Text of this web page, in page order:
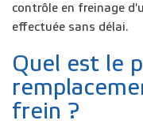
contrôle en freinage
effectuée sans délai.
Quel est le
frein ?